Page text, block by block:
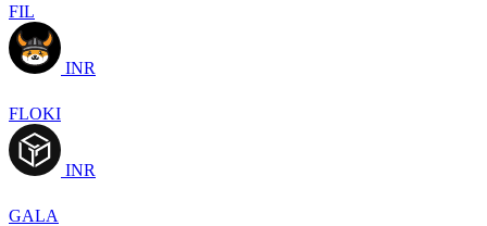
FIL
INR
FLOKI
INR
GALA